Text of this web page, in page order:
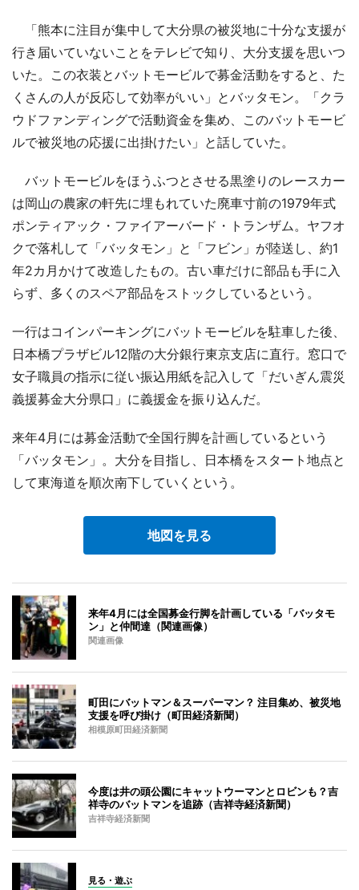
「熊本に注目が集中して大分県の被災地に十分な支援が
行き届いていないことをテレビで知り、大分支援を思いつ
いた。この衣装とバットモービルで募金活動をすると、た
くさんの人が反応して効率がいい」とバッタモン。「クラ
ウドファンディングで活動資金を集め、このバットモービ
ルで被災地の応援に出掛けたい」と話していた。
バットモービルをほうふつとさせる黒塗りのレースカー
は岡山の農家の軒先に埋もれていた廃車寸前の1979年式
ポンティアック・ファイアーバード・トランザム。ヤフオ
クで落札して「バッタモン」と「フビン」が陸送し、約1
年2カ月かけて改造したもの。古い車だけに部品も手に入
らず、多くのスペア部品をストックしているという。
一行はコインパーキングにバットモービルを駐車した後、
日本橋プラザビル12階の大分銀行東京支店に直行。窓口で
女子職員の指示に従い振込用紙を記入して「だいぎん震災
義援募金大分県口」に義援金を振り込んだ。
来年4月には募金活動で全国行脚を計画しているという
「バッタモン」。大分を目指し、日本橋をスタート地点と
して東海道を順次南下していくという。
地図を見る
来年4月には全国募金行脚を計画している「バッタモ
ン」と仲間達（関連画像）
関連画像
町田にバットマン＆スーパーマン？ 注目集め、被災地
支援を呼び掛け（町田経済新聞）
相模原町田経済新聞
今度は井の頭公園にキャットウーマンとロビンも？吉
祥寺のバットマンを追跡（吉祥寺経済新聞）
吉祥寺経済新聞
見る・遊ぶ